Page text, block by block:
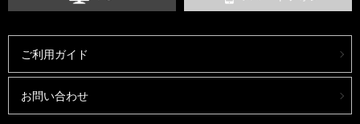
ご利用ガイド
お問い合わせ